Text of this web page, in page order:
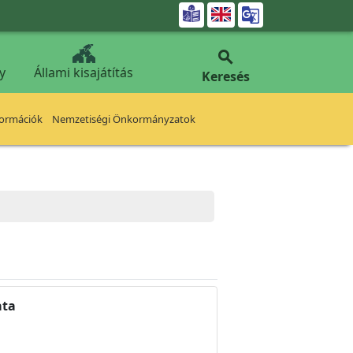

Állami kisajátítás

Keresés
Nemzetiségi Önkormányzatok